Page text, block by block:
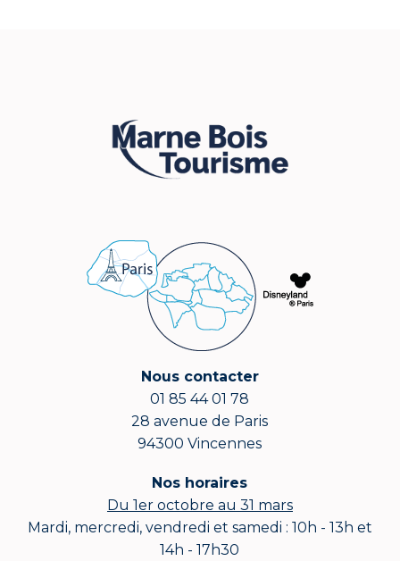
Nous contacter
01 85 44 01 78
28 avenue de Paris
94300 Vincennes
Nos horaires
Du 1er octobre au 31 mars
Mardi, mercredi, vendredi et samedi : 10h - 13h et
14h - 17h30